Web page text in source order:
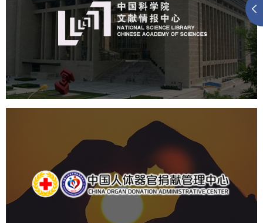
网站建设
数字博物馆建设
展厅空间设计
产品展厅设计
中国人体器官捐献管理中心
国企 品牌官网 网站建设